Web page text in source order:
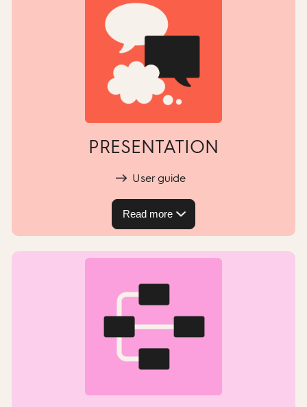
PRESENTATION
User guide
Read more